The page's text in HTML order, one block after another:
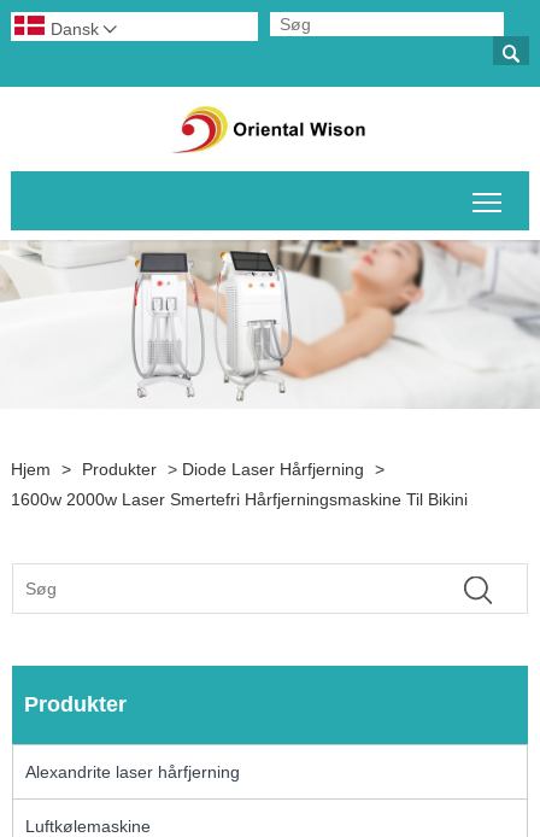

Dansk 
Hjem > Produkter > Diode Laser Hårfjerning
>
1600w 2000w Laser Smertefri Hårfjerningsmaskine Til Bikini
Produkter
Alexandrite laser hårfjerning
Luftkølemaskine